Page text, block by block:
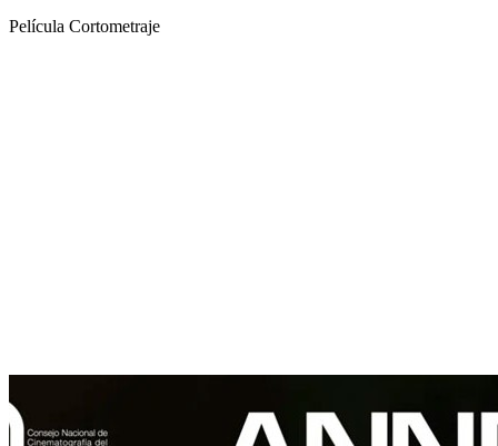
Película Cortometraje